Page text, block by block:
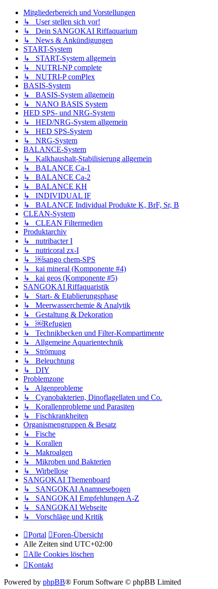
Mitgliederbereich und Vorstellungen
↳ User stellen sich vor!
↳ Dein SANGOKAI Riffaquarium
↳ News & Ankündigungen
START-System
↳ START-System allgemein
↳ NUTRI-NP complete
↳ NUTRI-P comPlex
BASIS-System
↳ BASIS-System allgemein
↳ NANO BASIS System
HED SPS- und NRG-System
↳ HED/NRG-System allgemein
↳ HED SPS-System
↳ NRG-System
BALANCE-System
↳ Kalkhaushalt-Stabilisierung allgemein
↳ BALANCE Ca-1
↳ BALANCE Ca-2
↳ BALANCE KH
↳ INDIVIDUAL IF
↳ BALANCE Individual Produkte K, BrF, Sr, B
CLEAN-System
↳ CLEAN Filtermedien
Produktarchiv
↳ nutribacter I
↳ nutricoral zx-I
↳ ￼sango chem-SPS
↳ kai mineral (Komponente #4)
↳ kai geos (Komponente #5)
SANGOKAI Riffaquaristik
↳ Start- & Etablierungsphase
↳ Meerwasserchemie & Analytik
↳ Gestaltung & Dekoration
↳ ￼Refugien
↳ Technikbecken und Filter-Kompartimente
↳ Allgemeine Aquarientechnik
↳ Strömung
↳ Beleuchtung
↳ DIY
Problemzone
↳ Algenprobleme
↳ Cyanobakterien, Dinoflagellaten und Co.
↳ Korallenprobleme und Parasiten
↳ Fischkrankheiten
Organismengruppen & Besatz
↳ Fische
↳ Korallen
↳ Makroalgen
↳ Mikroben und Bakterien
↳ Wirbellose
SANGOKAI Themenboard
↳ SANGOKAI Anamnesebogen
↳ SANGOKAI Empfehlungen A-Z
↳ SANGOKAI Webseite
↳ Vorschläge und Kritik
Portal
Foren-Übersicht
Alle Zeiten sind UTC+02:00
Alle Cookies löschen
Kontakt
Powered by phpBB® Forum Software © phpBB Limited